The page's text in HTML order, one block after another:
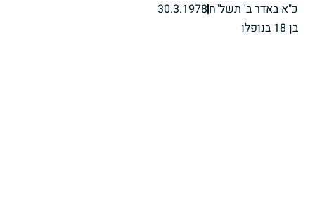
כ"א באדר ב' תשל"ח30.3.1978
בן 18 בנופלו